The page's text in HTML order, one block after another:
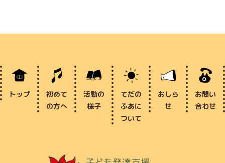
トップ
初めて
の方へ
活動の
様子
てだの
ふあに
ついて
おしら
せ
お問い
合わせ